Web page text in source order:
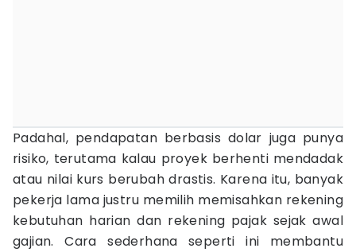
Padahal, pendapatan berbasis dolar juga punya
risiko, terutama kalau proyek berhenti mendadak
atau nilai kurs berubah drastis. Karena itu, banyak
pekerja lama justru memilih memisahkan rekening
kebutuhan harian dan rekening pajak sejak awal
gajian. Cara sederhana seperti ini membantu